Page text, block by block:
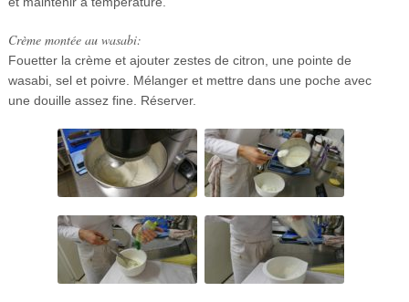
Crème montée au wasabi:
Fouetter la crème et ajouter zestes de citron, une pointe de
wasabi, sel et poivre. Mélanger et mettre dans une poche avec
une douille assez fine. Réserver.